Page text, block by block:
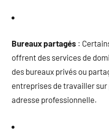
Bureaux partagés :
offrent des services de
des bureaux privés ou
entreprises de travailler
adresse professionnelle.